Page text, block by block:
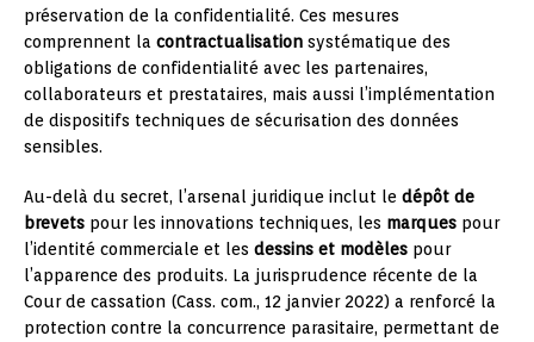
préservation de la confidentialité. Ces mesures
comprennent la contractualisation systématique des
obligations de confidentialité avec les partenaires,
collaborateurs et prestataires, mais aussi l’implémentation
de dispositifs techniques de sécurisation des données
sensibles.
Au-delà du secret, l’arsenal juridique inclut le dépôt de
brevets pour les innovations techniques, les marques pour
l’identité commerciale et les dessins et modèles pour
l’apparence des produits. La jurisprudence récente de la
Cour de cassation (Cass. com., 12 janvier 2022) a renforcé la
protection contre la concurrence parasitaire, permettant de